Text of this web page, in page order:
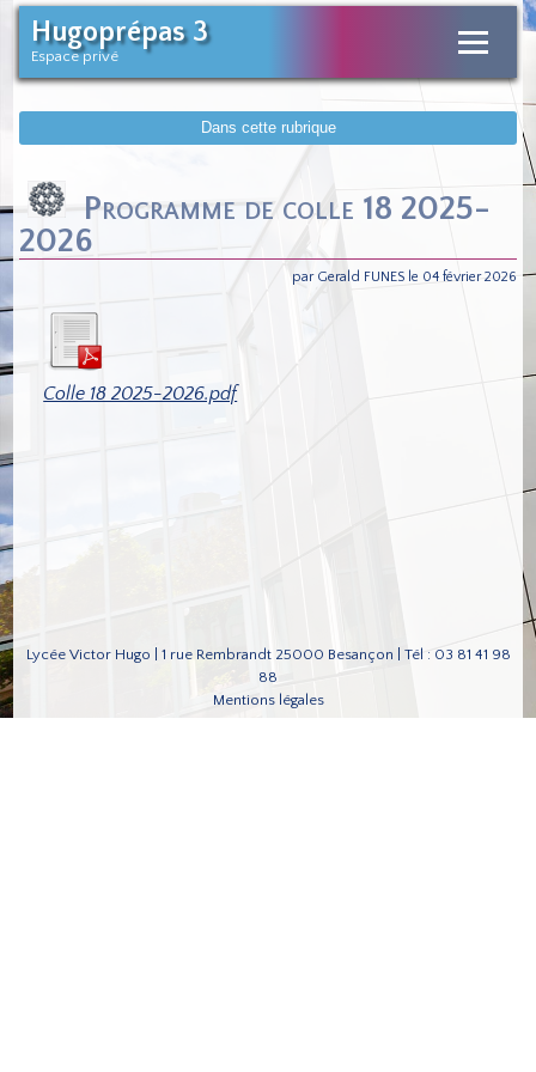
Hugoprépas 3
Espace privé
Dans cette rubrique
Programme de colle 18 2025-
2026
par Gerald FUNES le 04 février 2026
Colle 18 2025-2026.pdf
Lycée Victor Hugo | 1 rue Rembrandt 25000 Besançon | Tél : 03 81 41 98
88
Mentions légales